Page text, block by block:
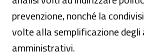
prevenzione, nonché la
volte alla semplificazione degli
amministrativi.